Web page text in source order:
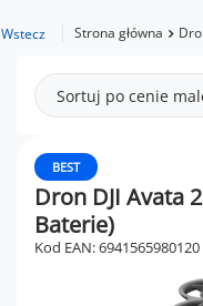
Wstecz Strona główna
Sortuj po cenie
BEST
Dron DJI Avata
Baterie)
Kod EAN: 6941565980120